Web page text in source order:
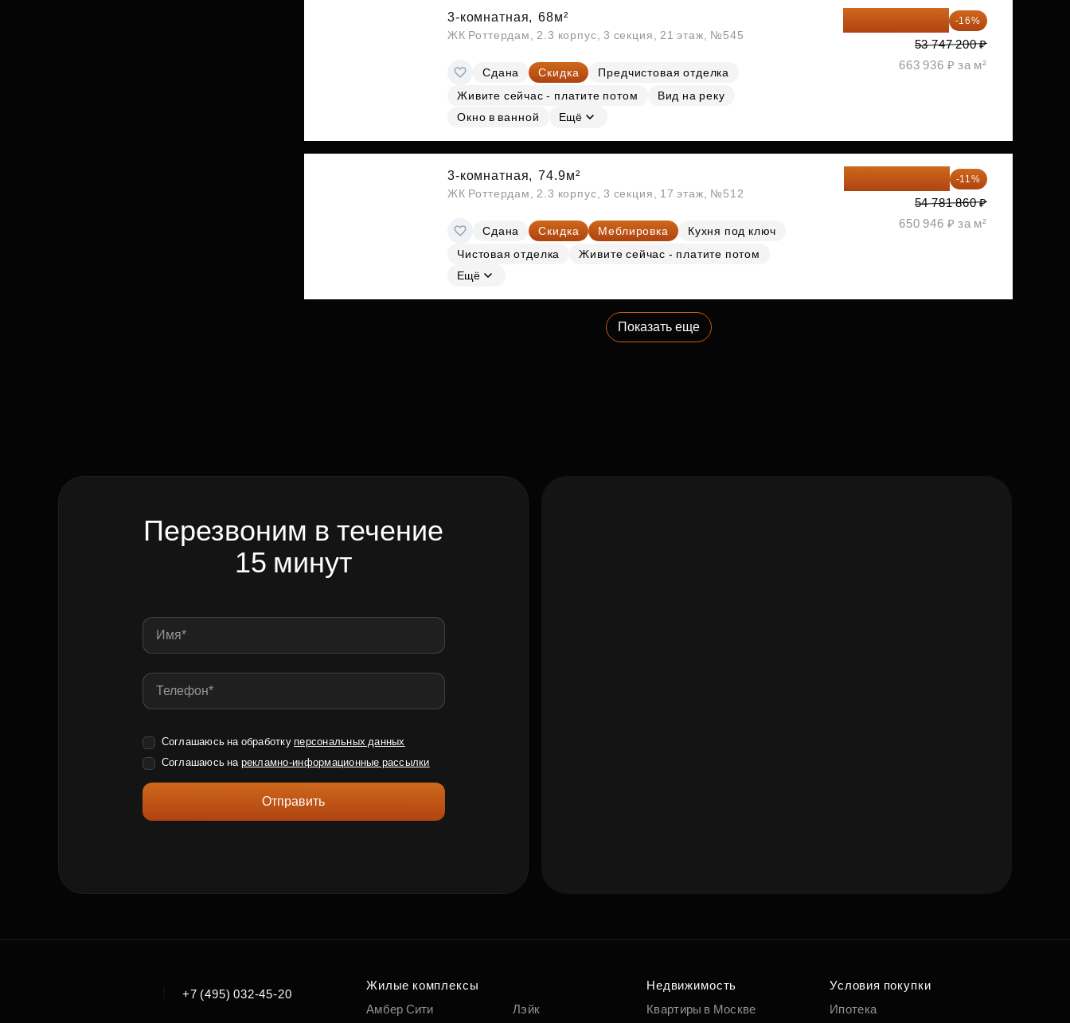
3-комнатная, 68м²
ЖК Роттердам, 2.3 корпус, 3 секция, 21 этаж, №545
Сдана Скидка
Предчистовая отделка
Живите сейчас - платите потом
Вид на реку
Окно в ванной
Ещё
-16%
53 747 200 ₽
663 936 ₽ за м²
3-комнатная, 74.9м²
ЖК Роттердам, 2.3 корпус, 3 секция, 17 этаж, №512
Сдана Скидка Меблировка
Кухня под ключ
Чистовая отделка
Живите сейчас - платите потом
Ещё
-11%
54 781 860 ₽
650 946 ₽ за м²
Показать еще
Перезвоним в течение
15 минут
Соглашаюсь на обработку персональных данных
Соглашаюсь на рекламно-информационные рассылки
Отправить
+7 (495) 032-45-20
Жилые комплексы
Амбер Сити
Лэйк
Недвижимость
Квартиры в Москве
Условия покупки
Ипотека